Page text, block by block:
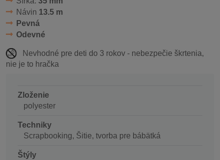
Návin 13.5 m
Pevná
Odevné
Nevhodné pre deti do 3 rokov - nebezpečie škrtenia,
nie je to hračka
Zloženie
polyester
Techniky
Scrapbooking, Šitie, tvorba pre bábätká
Štýly